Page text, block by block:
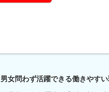
男女問わず活躍できる働きやすい